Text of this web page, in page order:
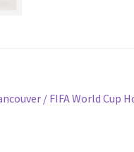
/ FIFA World Cup